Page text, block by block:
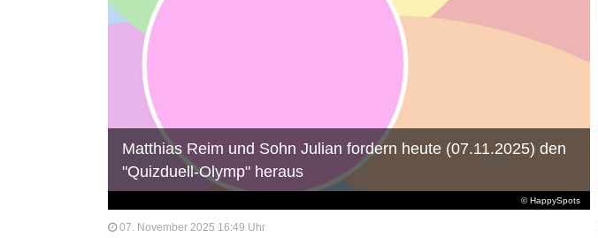
© HappySpots
Matthias Reim und Sohn Julian fordern heute (07.11.2025) den
"Quizduell-Olymp" heraus
07. November 2025 16:49 Uhr